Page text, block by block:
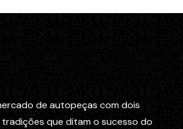
de autopeças com dois
tradições que ditam o sucesso do